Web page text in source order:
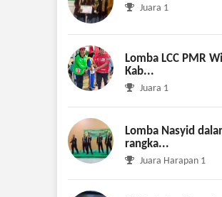
Juara 1
Lomba LCC PMR
Kab...
Juara 1
Lomba Nasyid
rangka...
Juara Harapan 1